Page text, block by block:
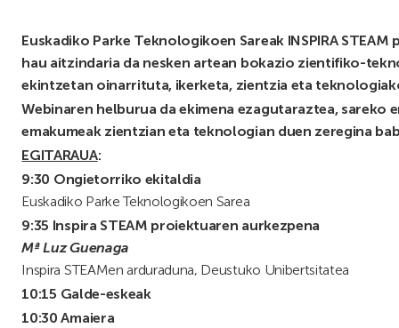
Euskadiko Parke Teknologikoen Sareak INSPIRA
hau aitzindaria da nesken artean bokazio zientifiko-
ekintzetan oinarrituta, ikerketa, zientzia eta
Webinaren helburua da ekimena ezagutaraztea,
emakumeak zientzian eta teknologian duen zeregina
EGITARAUA:
9:30 Ongietorriko ekitaldia
Euskadiko Parke Teknologikoen Sarea
9:35 Inspira STEAM proiektuaren aurkezpena
Mª Luz Guenaga
Inspira STEAMen arduraduna, Deustuko Unibertsitatea
10:15 Galde-eskeak
10:30 Amaiera